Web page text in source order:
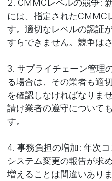
2. CMMCレベルの競争:
には、指定されたCMMC
す。適切なレベルの認証
すらできません。競争は
3. サプライチェーン管理
る場合は、その業者も適
を確認しなければなりま
請け業者の遵守について
す。
4. 事務負担の増加: 年次
システム変更の報告が求
増えることは間違いあり